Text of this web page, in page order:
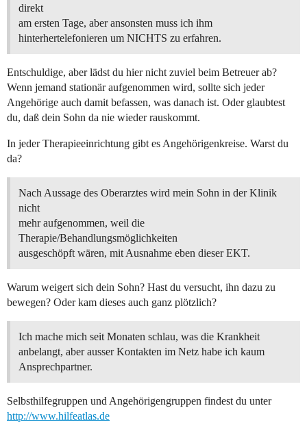
direkt
am ersten Tage, aber ansonsten muss ich ihm
hinterhertelefonieren um NICHTS zu erfahren.
Entschuldige, aber lädst du hier nicht zuviel beim Betreuer ab?
Wenn jemand stationär aufgenommen wird, sollte sich jeder
Angehörige auch damit befassen, was danach ist. Oder glaubtest
du, daß dein Sohn da nie wieder rauskommt.
In jeder Therapieeinrichtung gibt es Angehörigenkreise. Warst du
da?
Nach Aussage des Oberarztes wird mein Sohn in der Klinik
nicht
mehr aufgenommen, weil die
Therapie/Behandlungsmöglichkeiten
ausgeschöpft wären, mit Ausnahme eben dieser EKT.
Warum weigert sich dein Sohn? Hast du versucht, ihn dazu zu
bewegen? Oder kam dieses auch ganz plötzlich?
Ich mache mich seit Monaten schlau, was die Krankheit
anbelangt, aber ausser Kontakten im Netz habe ich kaum
Ansprechpartner.
Selbsthilfegruppen und Angehörigengruppen findest du unter
http://www.hilfeatlas.de